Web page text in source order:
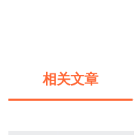
相关文章